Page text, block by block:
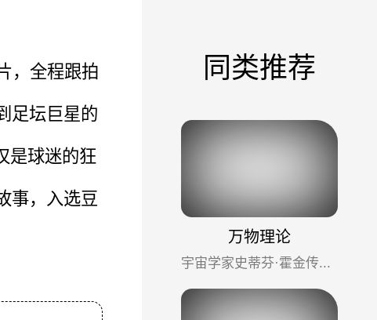
，全程跟拍
足坛巨星的
是球迷的狂
事，入选豆
同类推荐
万物理论